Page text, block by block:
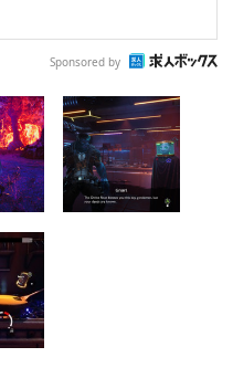
Sponsored by